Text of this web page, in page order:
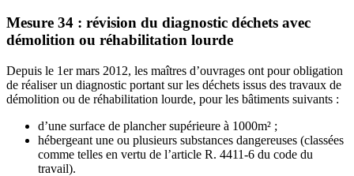
Mesure 34 : révision du diagnostic déchets avec
démolition ou réhabilitation lourde
Depuis le 1er mars 2012, les maîtres d’ouvrages ont pour obligation
de réaliser un diagnostic portant sur les déchets issus des travaux de
démolition ou de réhabilitation lourde, pour les bâtiments suivants :
d’une surface de plancher supérieure à 1000m² ;
hébergeant une ou plusieurs substances dangereuses (classées
comme telles en vertu de l’article R. 4411-6 du code du
travail).